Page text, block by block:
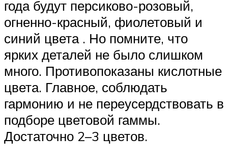
года будут персиково-розовый,
огненно-красный, фиолетовый и
синий цвета . Но помните, что
ярких деталей не было слишком
много. Противопоказаны кислотные
цвета. Главное, соблюдать
гармонию и не переусердствовать в
подборе цветовой гаммы.
Достаточно 2–3 цветов.